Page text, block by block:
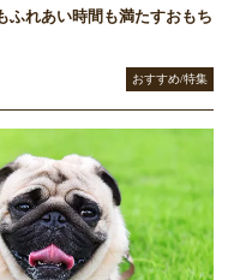
ふれあい時間も満たすおもち
おすすめ/特集